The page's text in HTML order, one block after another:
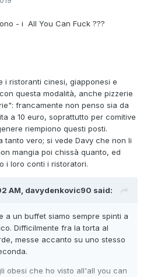
- i All You Can Fuck ???
i ristoranti cinesi, giapponesi e
questa modalità, anche pizzerie
francamente non penso sia da
a 10 euro, soprattutto per comitive
riempiono questi posti.
vero; si vede Davy che non li
mangia poi chissà quanto, ed
i loro conti i ristoratori.
AM, davydenkovic90 said:
a un buffet siamo sempre spinti a
Difficilmente fra la torta al
messe accanto su uno stesso
obesi che ho visto all'all you can